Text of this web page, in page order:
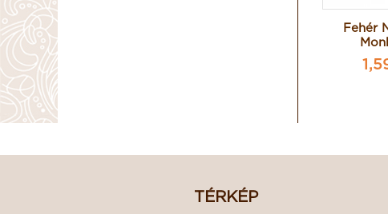
Fehér
TÉRKÉP